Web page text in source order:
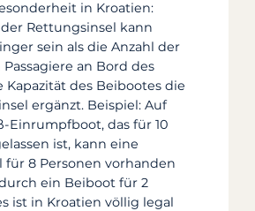
in Kroatien:
Rettungsinsel kann
sein als die Anzahl der
an Bord des
Kapazität des Beibootes die
ergänzt. Beispiel: Auf
Einrumpfboot, das für 10
ist, kann eine
für 8 Personen vorhanden
ein Beiboot für 2
ist in Kroatien völlig legal